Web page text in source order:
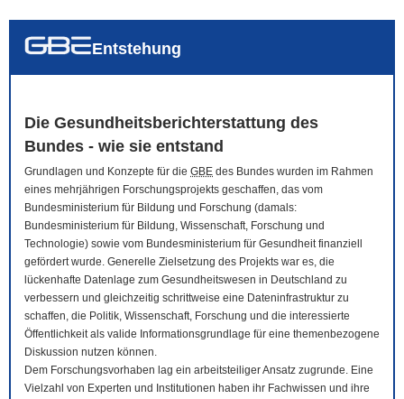
auch in allen Texten suchen (Volltextsuche)
Entstehung
Die Gesundheitsberichterstattung des
Bundes - wie sie entstand
Grundlagen und Konzepte für die GBE des Bundes wurden im Rahmen
eines mehrjährigen Forschungsprojekts geschaffen, das vom
Bundesministerium für Bildung und Forschung (damals:
Bundesministerium für Bildung, Wissenschaft, Forschung und
Technologie) sowie vom Bundesministerium für Gesundheit finanziell
gefördert wurde. Generelle Zielsetzung des Projekts war es, die
lückenhafte Datenlage zum Gesundheitswesen in Deutschland zu
verbessern und gleichzeitig schrittweise eine Dateninfrastruktur zu
schaffen, die Politik, Wissenschaft, Forschung und die interessierte
Öffentlichkeit als valide Informationsgrundlage für eine themenbezogene
Diskussion nutzen können.
Dem Forschungsvorhaben lag ein arbeitsteiliger Ansatz zugrunde. Eine
Vielzahl von Experten und Institutionen haben ihr Fachwissen und ihre